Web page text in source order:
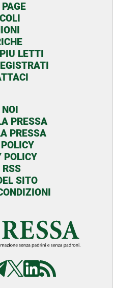
LETTI
PRESSA
PRESSA
POLICY
RSS
SITO